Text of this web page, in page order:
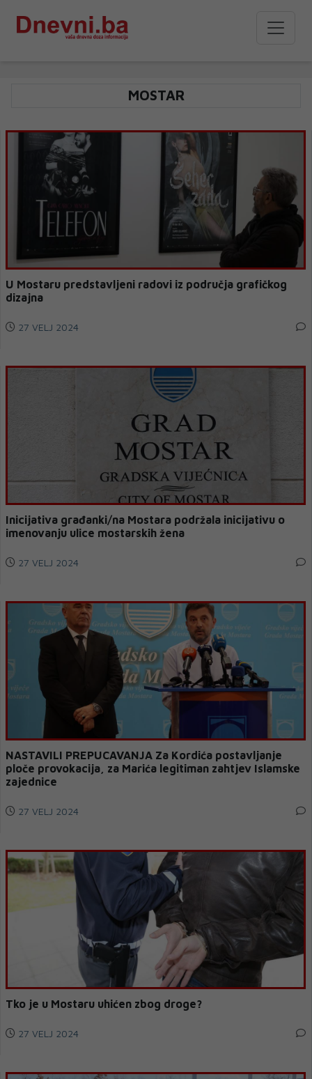
MOSTAR
U Mostaru predstavljeni radovi iz područja grafičkog
dizajna
27 VELJ 2024
Inicijativa građanki/na Mostara podržala inicijativu o
imenovanju ulice mostarskih žena
27 VELJ 2024
NASTAVILI PREPUCAVANJA Za Kordića postavljanje
ploče provokacija, za Marića legitiman zahtjev Islamske
zajednice
27 VELJ 2024
Tko je u Mostaru uhićen zbog droge?
27 VELJ 2024